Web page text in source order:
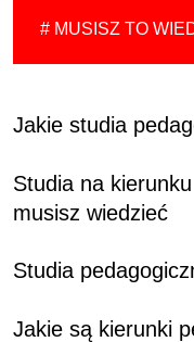
# MUSISZ TO
Jakie studia
Studia na
musisz wiedzieć
Studia
Jakie są kierunki